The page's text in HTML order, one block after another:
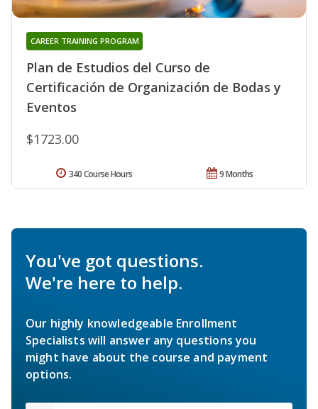
Plan de Estudios del Curso de
Certificación de Organización de Bodas y
Eventos
CAREER TRAINING PROGRAM
$1723.00
9 Months
340 Course Hours
You've got questions.
We're here to help.
Our highly knowledgeable Enrollment
Specialists will answer any questions you
might have about the course and payment
options.